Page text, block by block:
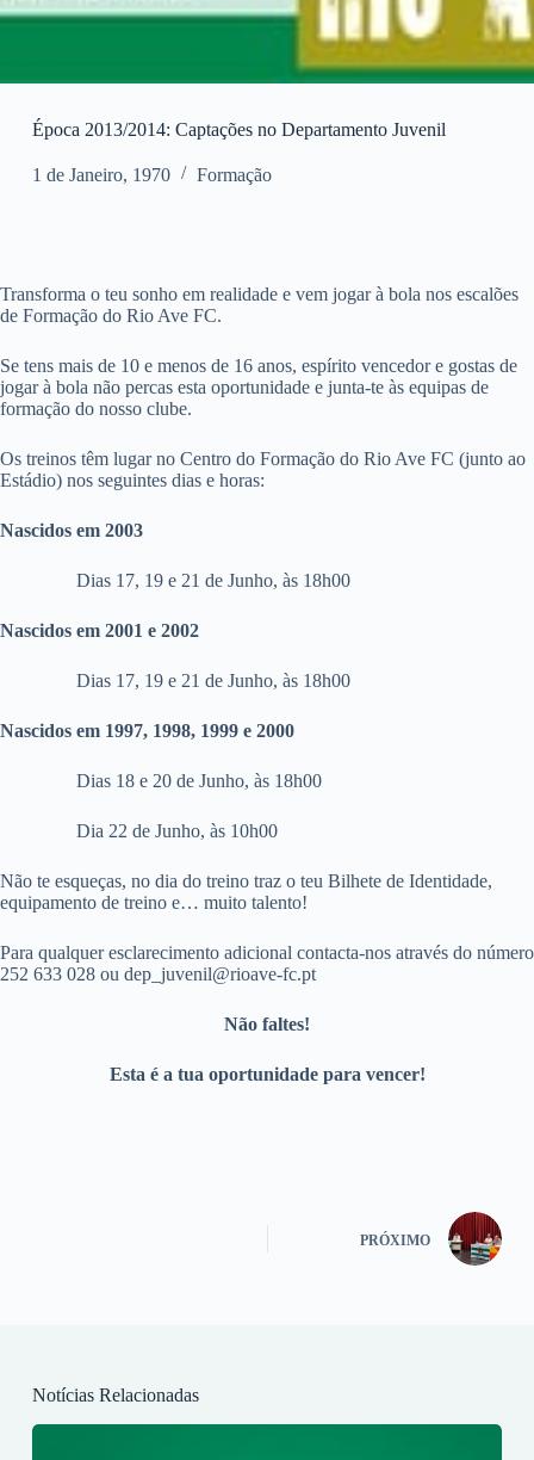
Época 2013/2014: Captações no Departamento Juvenil
1 de Janeiro, 1970 Formação
Transforma o teu sonho em realidade e vem jogar à bola nos escalões
de Formação do Rio Ave FC.
Se tens mais de 10 e menos de 16 anos, espírito vencedor e gostas de
jogar à bola não percas esta oportunidade e junta-te às equipas de
formação do nosso clube.
Os treinos têm lugar no Centro do Formação do Rio Ave FC (junto ao
Estádio) nos seguintes dias e horas:
Nascidos em 2003
Dias 17, 19 e 21 de Junho, às 18h00
Nascidos em 2001 e 2002
Dias 17, 19 e 21 de Junho, às 18h00
Nascidos em 1997, 1998, 1999 e 2000
Dias 18 e 20 de Junho, às 18h00
Dia 22 de Junho, às 10h00
Não te esqueças, no dia do treino traz o teu Bilhete de Identidade,
equipamento de treino e… muito talento!
Para qualquer esclarecimento adicional contacta-nos através do número
252 633 028 ou dep_juvenil@rioave-fc.pt
Não faltes!
Esta é a tua oportunidade para vencer!
PRÓXIMO
Notícias Relacionadas